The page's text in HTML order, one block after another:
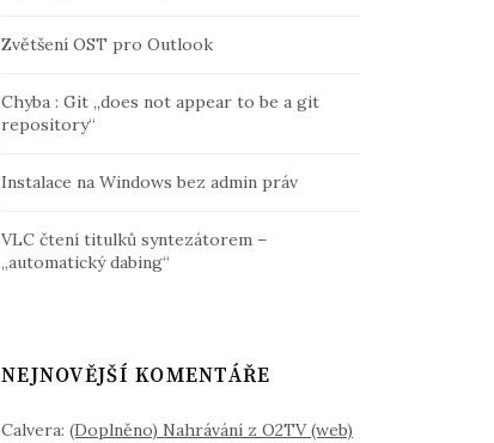
Zvětšení OST pro Outlook
Chyba : Git „does not appear to be a git
repository“
Instalace na Windows bez admin práv
VLC čtení titulků syntezátorem –
„automatický dabing“
NEJNOVĚJŠÍ KOMENTÁŘE
Calvera:(Doplněno) Nahrávání z O2TV (web)